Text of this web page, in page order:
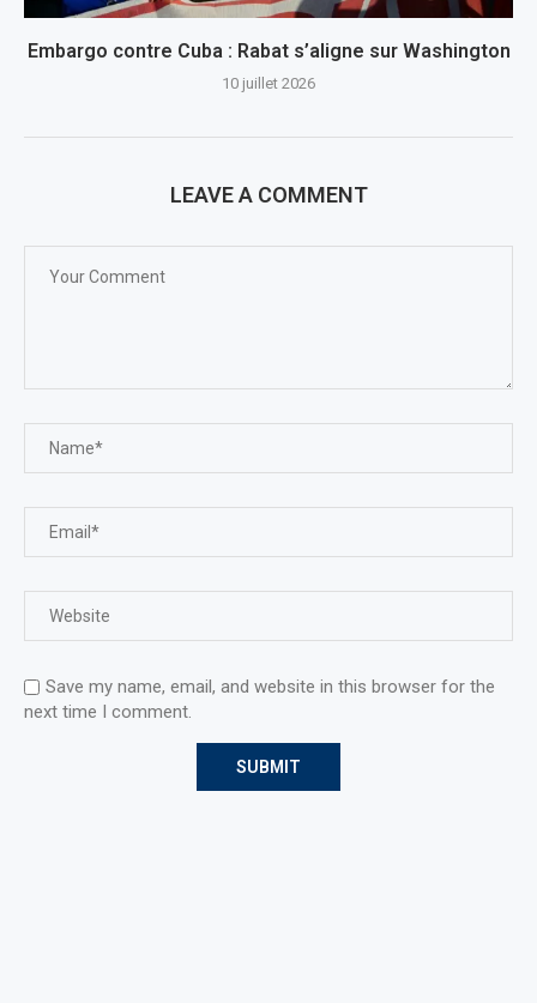
Embargo contre Cuba : Rabat s’aligne sur Washington
10 juillet 2026
LEAVE A COMMENT
Save my name, email, and website in this browser for the
next time I comment.